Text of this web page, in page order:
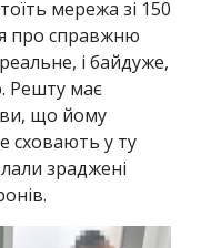
мережа зі 150
про справжню
і байдуже,
Решту має
що йому
сховають у ту
зраджені